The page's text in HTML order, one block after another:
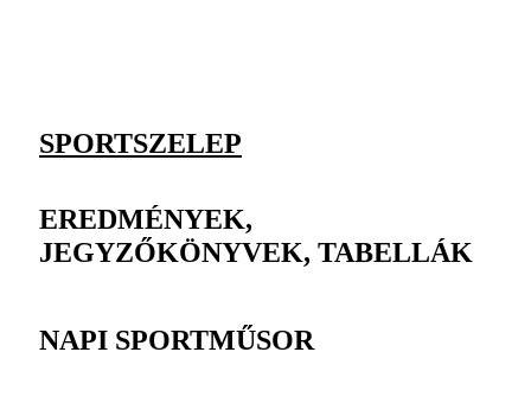
SPORTSZELEP
EREDMÉNYEK,
JEGYZŐKÖNYVEK, TABELLÁK
NAPI SPORTMŰSOR